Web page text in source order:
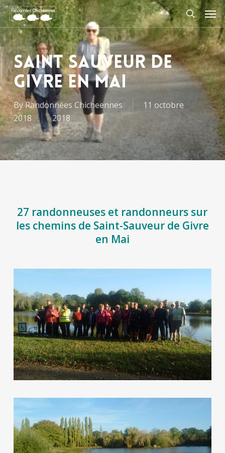
Skip
to
main
content
search
Saint Sauveur de
givre en mai
By Randonnées Chicheennes
11 octobre
2018
2018
27 randonneuses et randonneurs sur
les chemins de Saint-Sauveur de Givre
en Mai